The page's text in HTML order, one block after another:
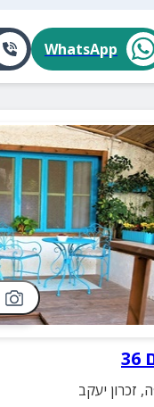
WhatsApp
, זכרון יעקב